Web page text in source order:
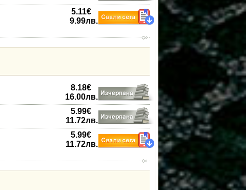
5.11€
9.99лв.
8.18€
16.00лв.
5.99€
11.72лв.
5.99€
11.72лв.